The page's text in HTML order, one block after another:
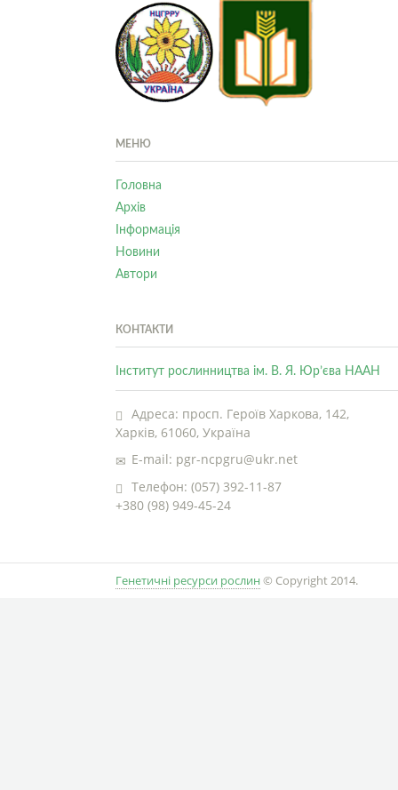
МЕНЮ
Головна
Архів
Інформація
Новини
Автори
КОНТАКТИ
Інститут рослинництва ім. В. Я. Юр’єва НААН
Адреса: просп. Героїв Харкова, 142,
Харків, 61060, Україна
E-mail: pgr-ncpgru@ukr.net
Телефон: (057) 392-11-87
+380 (98) 949-45-24
Генетичні ресурси рослин © Copyright 2014.